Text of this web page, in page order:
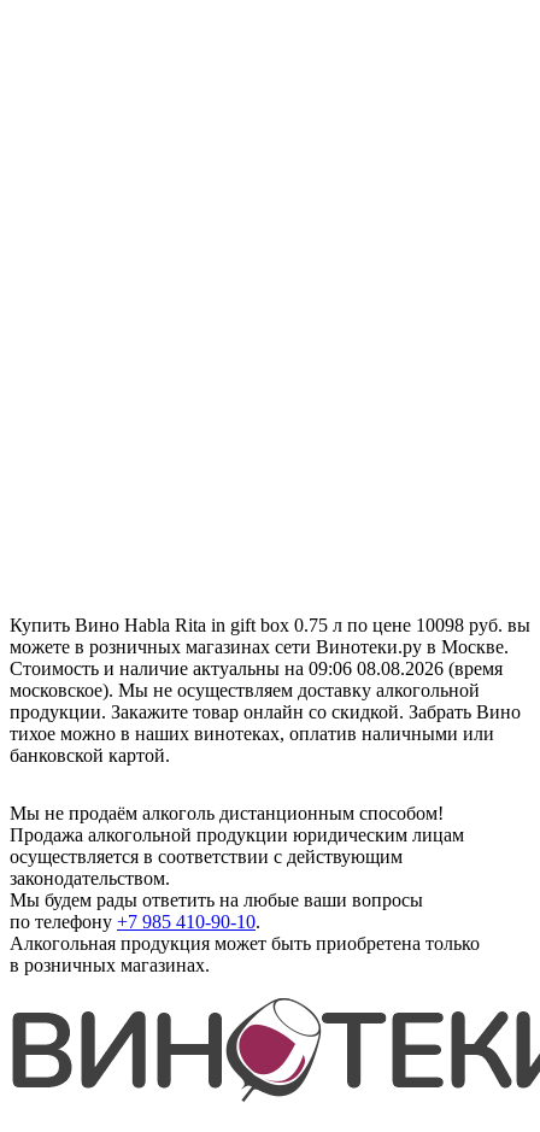
Купить Вино Habla Rita in gift box 0.75 л по цене 10098 руб. вы
можете в розничных магазинах сети Винотеки.ру в Москве.
Стоимость и наличие актуальны на 09:06 08.08.2026 (время
московское). Мы не осуществляем доставку алкогольной
продукции. Закажите товар онлайн со скидкой. Забрать Вино
тихое можно в наших винотеках, оплатив наличными или
банковской картой.
Мы не продаём алкоголь дистанционным способом!
Продажа алкогольной продукции юридическим лицам
осуществляется в соответствии с действующим
законодательством.
Мы будем рады ответить на любые ваши вопросы
по телефону +7 985 410-90-10.
Алкогольная продукция может быть приобретена только
в розничных магазинах.